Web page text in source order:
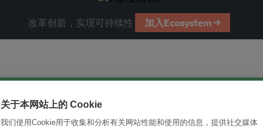
改革创新，实现可持续性 加入Ecosystem →
关于本网站上的 Cookie
我们使用Cookie用于收集和分析有关网站性能和使用的信息，提供社交媒体